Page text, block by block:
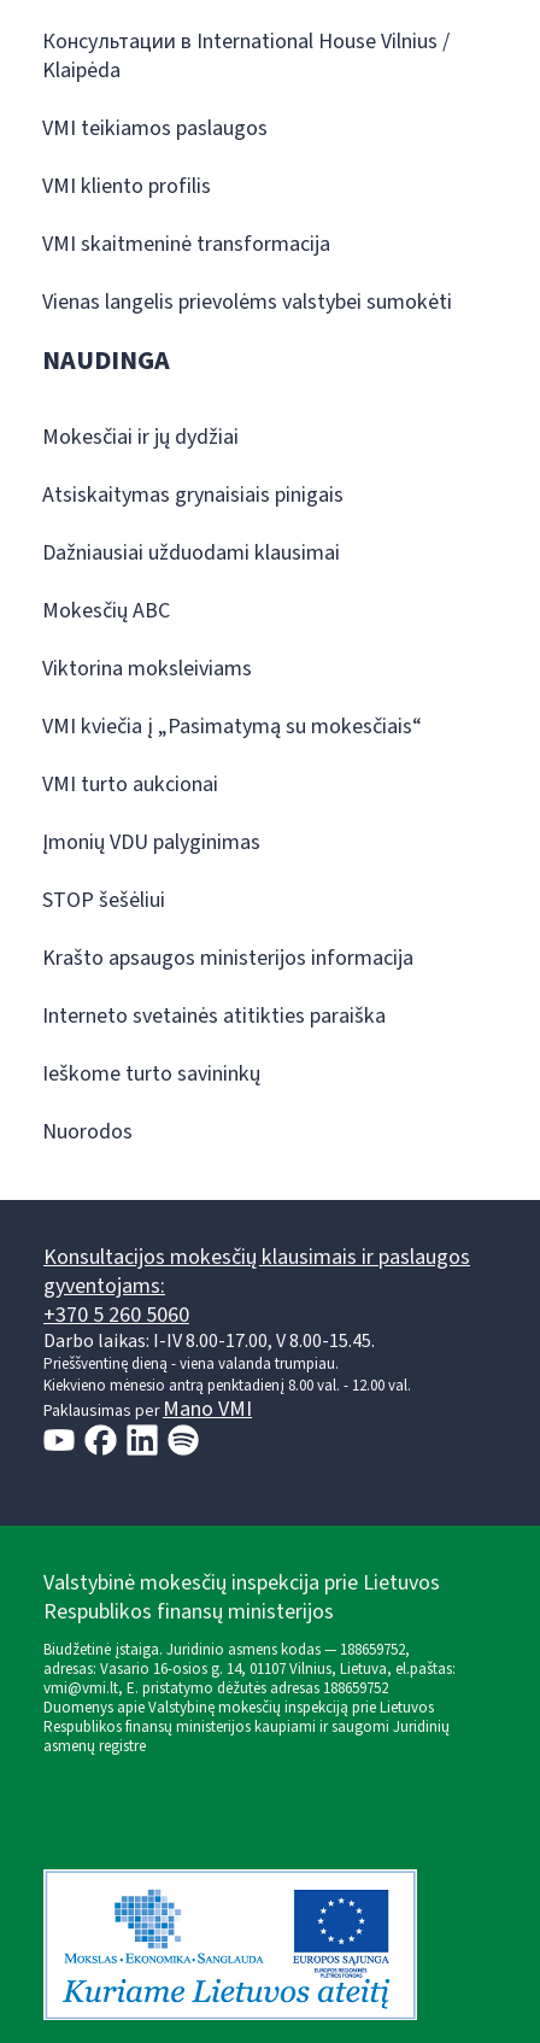
Консультации в International House Vilnius /
Klaipėda
VMI teikiamos paslaugos
VMI kliento profilis
VMI skaitmeninė transformacija
Vienas langelis prievolėms valstybei sumokėti
NAUDINGA
Mokesčiai ir jų dydžiai
Atsiskaitymas grynaisiais pinigais
Dažniausiai užduodami klausimai
Mokesčių ABC
Viktorina moksleiviams
VMI kviečia į „Pasimatymą su mokesčiais“
VMI turto aukcionai
Įmonių VDU palyginimas
STOP šešėliui
Krašto apsaugos ministerijos informacija
Interneto svetainės atitikties paraiška
Ieškome turto savininkų
Nuorodos
Konsultacijos mokesčių klausimais ir paslaugos
gyventojams:
+370 5 260 5060
Darbo laikas: I-IV 8.00-17.00, V 8.00-15.45.
Prieššventinę dieną - viena valanda trumpiau.
Kiekvieno mėnesio antrą penktadienį 8.00 val. - 12.00 val.
Paklausimas perMano VMI
Valstybinė mokesčių inspekcija prie Lietuvos
Respublikos finansų ministerijos
Biudžetinė įstaiga. Juridinio asmens kodas — 188659752,
adresas: Vasario 16-osios g. 14, 01107 Vilnius, Lietuva, el.paštas:
vmi@vmi.lt, E. pristatymo dėžutės adresas 188659752
Duomenys apie Valstybinę mokesčių inspekciją prie Lietuvos
Respublikos finansų ministerijos kaupiami ir saugomi Juridinių
asmenų registre